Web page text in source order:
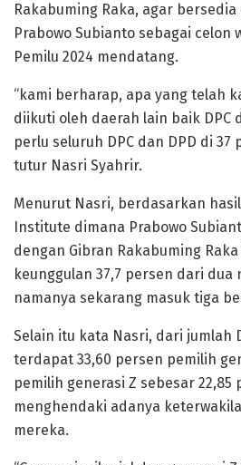
Rakabuming Raka, agar
Prabowo Subianto sebagai celon
Pemilu 2024 mendatang.
“kami berharap, apa yang telah
diikuti oleh daerah lain baik DPC
perlu seluruh DPC dan DPD di 37
tutur Nasri Syahrir.
Menurut Nasri, berdasarkan
Institute dimana Prabowo
dengan Gibran Rakabuming
keunggulan 37,7 persen dari dua
namanya sekarang masuk tiga
Selain itu kata Nasri, dari jumlah
terdapat 33,60 persen pemilih
pemilih generasi Z sebesar
menghendaki adanya
mereka.